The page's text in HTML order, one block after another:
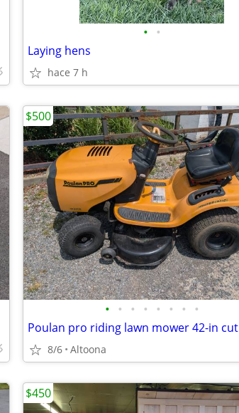
• •
Laying hens
hace 7 h
• • • • • • • •
Poulan pro riding lawn mower 42-in cut
8/6 Altoona
$500
$450